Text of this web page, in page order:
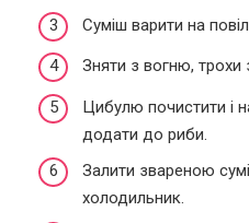
Суміш варити на
Зняти з вогню, трохи
Цибулю почистити і
додати до риби.
Залити звареною
холодильник.